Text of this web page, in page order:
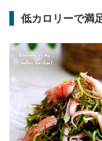
低カロリーで満